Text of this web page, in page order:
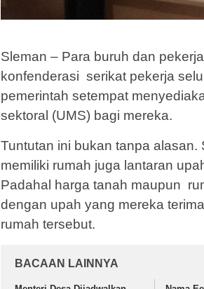
Sleman – Para buruh dan
konfenderasi serikat pekerja
pemerintah setempat
sektoral (UMS) bagi mereka.
Tuntutan ini bukan tanpa alasan.
memiliki rumah juga lantaran
Padahal harga tanah maupun
dengan upah yang mereka
rumah tersebut.
BACAAN LAINNYA